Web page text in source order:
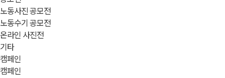
노동사진 공모전
노동수기 공모전
온라인 사진전
기타
캠페인
캠페인